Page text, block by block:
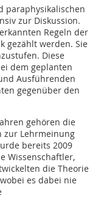
paraphysikalischen
zur Diskussion.
Regeln der
gezählt werden. Sie
Diese
dem geplanten
Ausführenden
gegenüber den
gehören die
zur Lehrmeinung
bereits 2009
Wissenschaftler,
die Theorie
es dabei nie